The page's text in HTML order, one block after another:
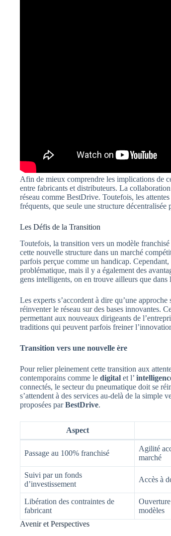
Afin de mieux comprendre les implications de
entre fabricants et distributeurs. La
réseau comme BestDrive. Toutefois, les
fréquents, que seule une structure décentralisée
Les Défis de la Transition
Toutefois, la transition vers un modèle
cette nouvelle structure dans un marché
parfois perçue comme un handicap.
problématique, mais il y a également des
gens intelligents, on en trouve ailleurs que dans
Les experts s’accordent à dire qu’une
réinventer le réseau sur des bases innovantes.
permettant aux nouveaux dirigeants de
traditions qui peuvent parfois freiner
Transition vers une nouvelle ère
Pour relier pleinement cette transition aux
contemporains comme le digital et l’
connectés, le secteur du pneumatique doit se
s’attendent à des services au-delà de la simple
proposées parBestDrive.
Aspect
Passage au 100% franchisé
Agilité
marché
Suivi par un fonds
d’investissement
Accès à
Libération des contraintes de
fabricant
Ouverture
modèles
Avenir et Perspectives